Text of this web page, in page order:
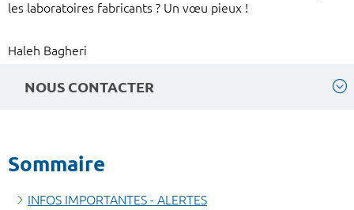
les laboratoires fabricants ? Un vœu pieux !
Haleh Bagheri
NOUS CONTACTER
Sommaire
INFOS IMPORTANTES - ALERTES